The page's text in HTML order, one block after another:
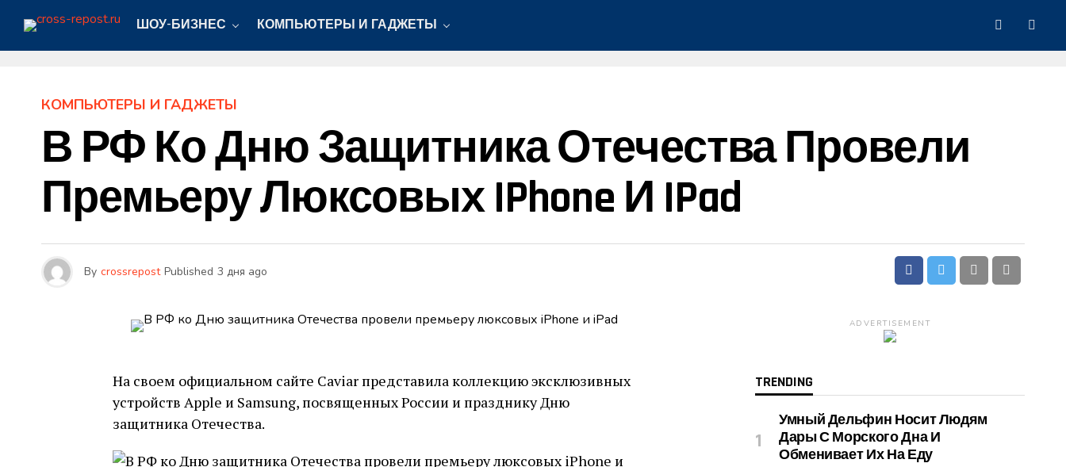
ШОУ-БИЗНЕС КОМПЬЮТЕРЫ И ГАДЖЕТЫ
КОМПЬЮТЕРЫ И ГАДЖЕТЫ
В РФ Ко Дню Защитника Отечества Провели
Премьеру Люксовых IPhone И IPad
By crossrepost Published 3 дня ago
На своем официальном сайте Caviar представила коллекцию эксклюзивных
устройств Apple и Samsung, посвященных России и празднику Дню
защитника Отечества.
ADVERTISEMENT
TRENDING
Умный Дельфин Носит Людям
Дары С Морского Дна И
Обменивает Их На Еду